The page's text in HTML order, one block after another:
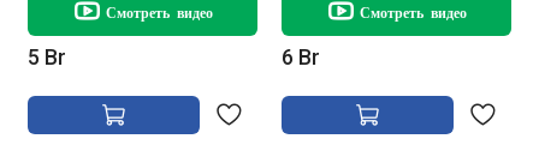
Смотреть видео
5 Br
Смотреть видео
6 Br